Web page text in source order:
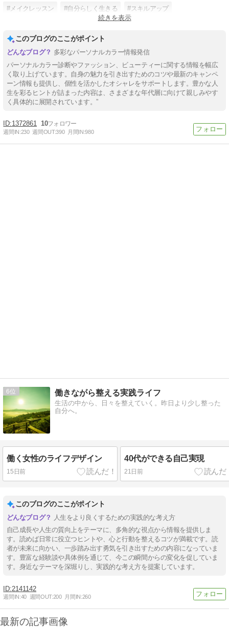
#メイクレッスン #自分らしく生きる #スキルアップ
続きを表示
このブログのここがポイント
多彩なパーソナルカラー情報発信
パーソナルカラー診断やファッション、ビューティーに関する情報を幅広
く取り上げています。自身の魅力を引き出すためのコツや最新のキャンペ
ーン情報も提供し、個性を活かしたオシャレをサポートします。豊かな人
生を彩るヒントが詰まった内容は、さまざまな年代層に向けて親しみやす
く具体的に展開されています。”
1372861 10
週間IN:230 週間OUT:390 月間IN:980
6 働きながら整える実践ライフ
生活の中から、日々を整えていく。昨日より少し整った
自分へ。
働く女性のライフデザイン
15日前
40代ができる自己実現
21日前
このブログのここがポイント
人生をより良くするための実践的な考え方
自己成長や人生の質向上をテーマに、多角的な視点から情報を提供しま
す。読めば日常に役立つヒントや、心と行動を整えるコツが満載です。読
者が未来に向かい、一歩踏み出す勇気を引き出すための内容になっていま
す。豊富な経験談や具体例を通じて、今この瞬間からの変化を促していま
す。身近なテーマを深堀りし、実践的な考え方を提案しています。
2141142
週間IN:40 週間OUT:200 月間IN:260
最新の記事画像